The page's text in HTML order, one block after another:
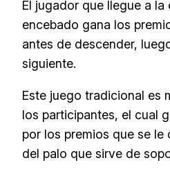
El jugador que llegue a la
encebado gana los
antes de descender,
siguiente.
Este juego tradicional es
los participantes, el cual
por los premios que se le
del palo que sirve de